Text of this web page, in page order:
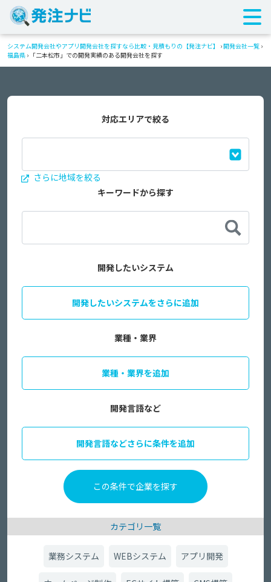
システム開発会社やアプリ開発会社を探すなら比較・見積もりの【発注ナビ】 ›開発会社一覧 ›
福島県 › 「二本松市」での開発実績のある開発会社を探す
対応エリアで絞る
さらに地域を絞る
キーワードから探す
開発したいシステム
開発したいシステムをさらに追加
業種・業界
業種・業界を追加
開発言語など
開発言語などさらに条件を追加
カテゴリ一覧
業務システム WEBシステム アプリ開発